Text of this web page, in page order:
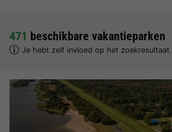
471 beschikbare vakantieparken
Je hebt zelf invloed op het zoekresultaat.